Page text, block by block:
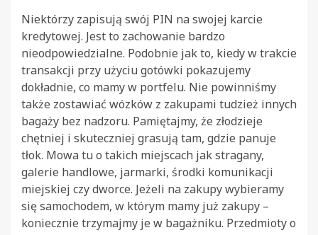
Niektórzy zapisują swój PIN na swojej karcie
kredytowej. Jest to zachowanie bardzo
nieodpowiedzialne. Podobnie jak to, kiedy w trakcie
transakcji przy użyciu gotówki pokazujemy
dokładnie, co mamy w portfelu. Nie powinniśmy
także zostawiać wózków z zakupami tudzież innych
bagaży bez nadzoru. Pamiętajmy, że złodzieje
chętniej i skuteczniej grasują tam, gdzie panuje
tłok. Mowa tu o takich miejscach jak stragany,
galerie handlowe, jarmarki, środki komunikacji
miejskiej czy dworce. Jeżeli na zakupy wybieramy
się samochodem, w którym mamy już zakupy –
koniecznie trzymajmy je w bagażniku. Przedmioty o